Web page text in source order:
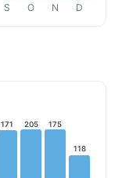
S O N D
171 205 175
118